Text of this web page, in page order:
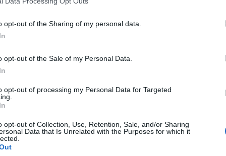
opt-out of the Sharing of my personal data.
opt-out of the Sale of my Personal Data.
opt-out of processing my Personal Data for Targeted
opt-out of Collection, Use, Retention, Sale, and/or Sharing
Data that Is Unrelated with the Purposes for which it
de…pic.twitter.com/NE5vFPvtdb
Almazán (@chematierra)June 8, 2026
αμέσως μεταφέρθηκαν σε ανοιχτό χώρο. Η
ότι κανένας μαθητής δεν τραυματίστηκε